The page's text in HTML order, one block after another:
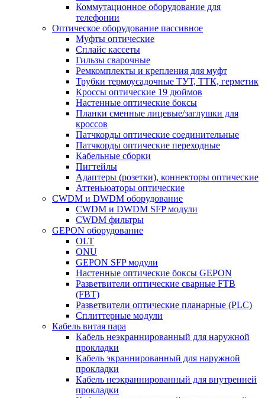
Коммутационное оборудование для
телефонии
Оптическое оборудование пассивное
Муфты оптические
Сплайс кассеты
Гильзы сварочные
Ремкомплекты и крепления для муфт
Трубки термоусадочные ТУТ, ТТК, герметик
Кроссы оптические 19 дюймов
Настенные оптические боксы
Планки сменные лицевые/заглушки для
кроссов
Патчкорды оптические соединительные
Патчкорды оптические переходные
Кабельные сборки
Пигтейлы
Адаптеры (розетки), коннекторы оптические
Аттеньюаторы оптические
CWDM и DWDM оборудование
CWDM и DWDM SFP модули
CWDM фильтры
GEPON оборудование
OLT
ONU
GEPON SFP модули
Настенные оптические боксы GEPON
Разветвители оптические сварные FTB
(FBT)
Разветвители оптические планарные (PLC)
Сплиттерные модули
Кабель витая пара
Кабель неэкраннированный для наружной
прокладки
Кабель экраннированный для наружной
прокладки
Кабель неэкраннированный для внутренней
прокладки